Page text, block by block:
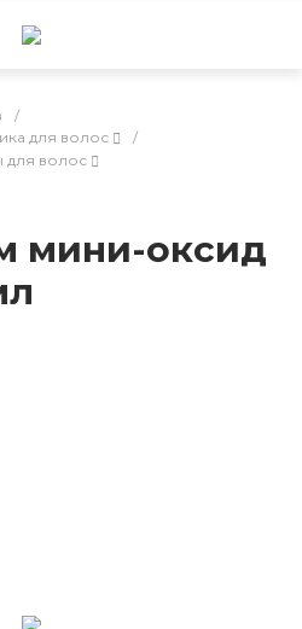
/
для волос
/
для волос
мини-оксид